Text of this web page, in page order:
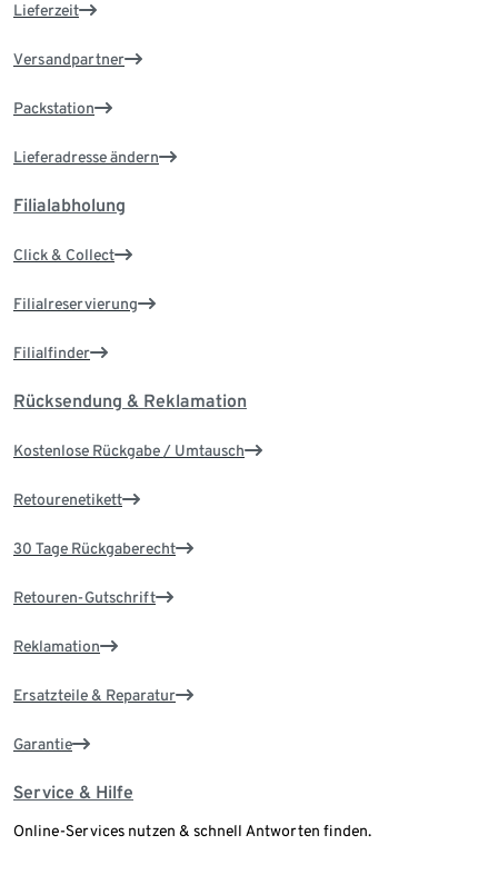
Lieferzeit
Versandpartner
Packstation
Lieferadresse ändern
Filialabholung
Click & Collect
Filialreservierung
Filialfinder
Rücksendung & Reklamation
Kostenlose Rückgabe / Umtausch
Retourenetikett
30 Tage Rückgaberecht
Retouren-Gutschrift
Reklamation
Ersatzteile & Reparatur
Garantie
Service & Hilfe
Online-Services nutzen & schnell Antworten finden.